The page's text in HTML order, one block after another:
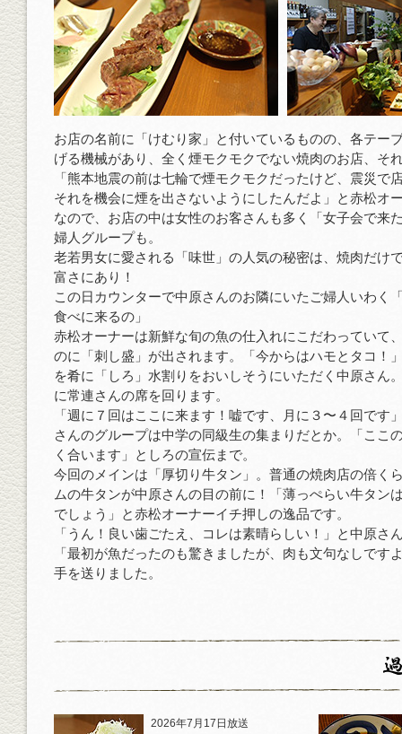
お店の名前に「けむり家」と付いているものの、各テー
げる機械があり、全く煙モクモクでない焼肉のお店、そ
「熊本地震の前は七輪で煙モクモクだったけど、震災で
それを機会に煙を出さないようにしたんだよ」と赤松オ
なので、お店の中は女性のお客さんも多く「女子会で来
婦人グループも。
老若男女に愛される「味世」の人気の秘密は、焼肉だけ
富さにあり！
この日カウンターで中原さんのお隣にいたご婦人いわく
食べに来るの」
赤松オーナーは新鮮な旬の魚の仕入れにこだわっていて
のに「刺し盛」が出されます。「今からはハモとタコ！
を肴に「しろ」水割りをおいしそうにいただく中原さん
に常連さんの席を回ります。
「週に７回はここに来ます！嘘です、月に３〜４回です
さんのグループは中学の同級生の集まりだとか。「ここ
く合います」としろの宣伝まで。
今回のメインは「厚切り牛タン」。普通の焼肉店の倍く
ムの牛タンが中原さんの目の前に！「薄っぺらい牛タン
でしょう」と赤松オーナーイチ押しの逸品です。
「うん！良い歯ごたえ、コレは素晴らしい！」と中原さ
「最初が魚だったのも驚きましたが、肉も文句なしです
手を送りました。
2026年7月17日放送